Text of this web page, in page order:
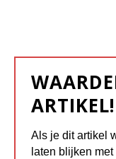
ARTIKEL!
Als je dit artikel
laten blijken